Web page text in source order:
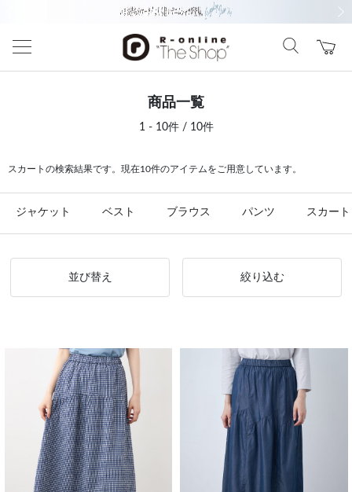
商品一覧
1 - 10件 / 10件
スカートの検索結果です。現在10件のアイテムをご用意しています。
ジャケット ベスト ブラウス パンツ スカート
並び替え 絞り込む